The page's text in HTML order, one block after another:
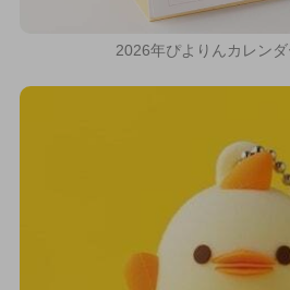
2026年ぴよりんカレン